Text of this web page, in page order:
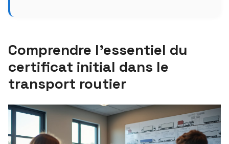
Comprendre l’essentiel du
certificat initial dans le
transport routier